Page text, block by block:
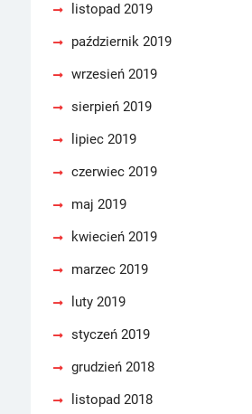
listopad 2019
październik 2019
wrzesień 2019
sierpień 2019
lipiec 2019
czerwiec 2019
maj 2019
kwiecień 2019
marzec 2019
luty 2019
styczeń 2019
grudzień 2018
listopad 2018